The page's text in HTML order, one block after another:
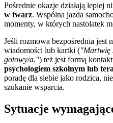
Pośrednie okazje działają lepiej
w twarz. Wspólna jazda
momenty, w których nastolatek
Jeśli rozmowa bezpośrednia jest
wiadomości lub kartki ("Martwię
gotowy/a.") też jest formą
psychologiem szkolnym lub
poradę dla siebie jako rodzica,
szukanie wsparcia.
Sytuacje